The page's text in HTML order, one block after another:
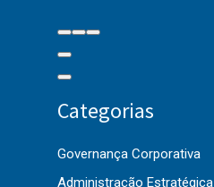
Categorias
Governança Corporativa
Administração Estratégica